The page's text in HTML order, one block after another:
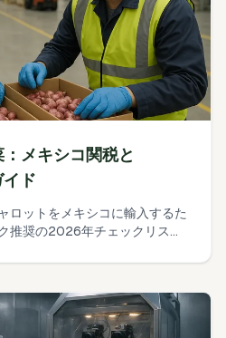
メキシコ関税と
ド
ロットをメキシコに輸入するた
推奨の2026年チェックリス
でPFIを申請、植物検疫